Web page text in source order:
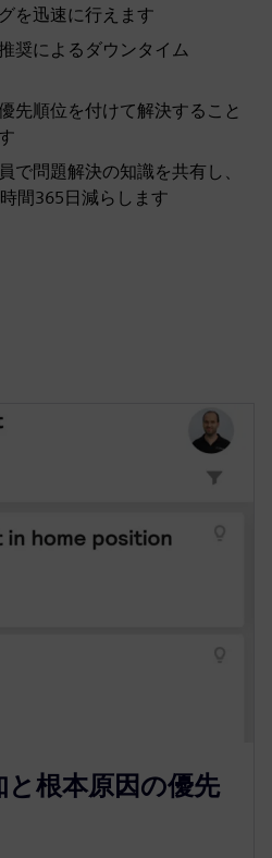
を迅速に行えます
奨によるダウンタイム
先順位を付けて解決すること
で問題解決の知識を共有し、
間365日減らします
根本原因の優先